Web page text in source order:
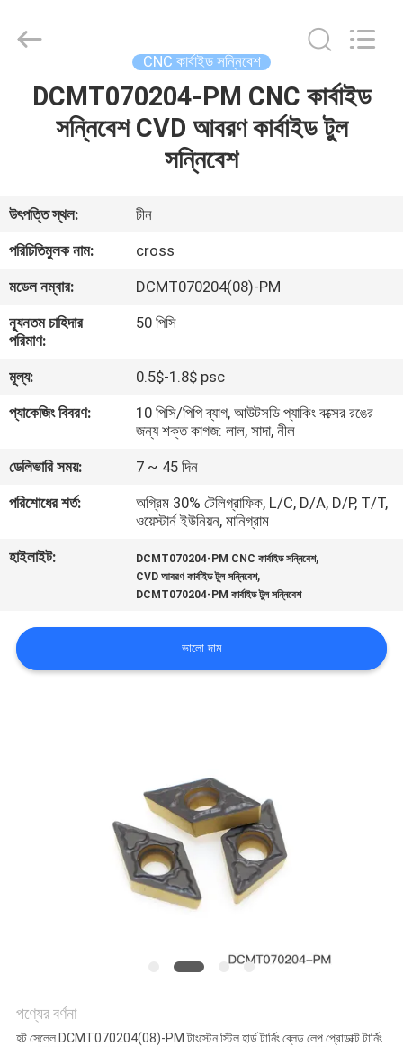
বাড়ি
আমাদের
সম্পর্কে
কারখানা
ভ্রমণ
মান
নিয়ন্ত্রণ
আমাদের
সাথে
যোগাযোগ
খবর
Reserved.
CNC কার্বাইড সন্নিবেশ
DCMT070204-PM CNC কার্বাইড
সন্নিবেশ CVD আবরণ কার্বাইড টুল
সন্নিবেশ
উৎপত্তি স্থল:
চীন
পরিচিতিমুলক নাম:
cross
মডেল নম্বার:
DCMT070204(08)-PM
ন্যূনতম চাহিদার
পরিমাণ:
50 পিসি
মূল্য:
0.5$-1.8$ psc
প্যাকেজিং বিবরণ:
10 পিসি/পিপি ব্যাগ, আউটসডি প্যাকিং বক্সের রঙের
জন্য শক্ত কাগজ: লাল, সাদা, নীল
ডেলিভারি সময়:
7 ~ 45 দিন
পরিশোধের শর্ত:
অগ্রিম 30% টেলিগ্রাফিক, L/C, D/A, D/P, T/T,
ওয়েস্টার্ন ইউনিয়ন, মানিগ্রাম
হাইলাইট:
DCMT070204-PM CNC কার্বাইড সন্নিবেশ,
CVD আবরণ কার্বাইড টুল সন্নিবেশ,
DCMT070204-PM কার্বাইড টুল সন্নিবেশ
ভালো দাম
পণ্যের বর্ণনা
হট সেলেল DCMT070204(08)-PM টাংস্টেন স্টিল হার্ড টার্নিং ব্লেড লেপ প্রোডাক্ট টার্নিং